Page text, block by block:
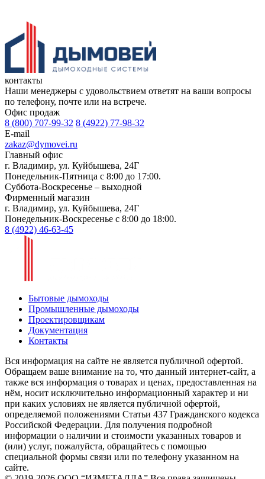
контакты
Наши менеджеры с удовольствием ответят на ваши вопросы
по телефону, почте или на встрече.
Офис продаж
8 (800) 707-99-32 8 (4922) 77-98-32
E-mail
zakaz@dymovei.ru
Главный офис
г. Владимир, ул. Куйбышева, 24Г
Понедельник-Пятница с 8:00 до 17:00.
Суббота-Воскресенье – выходной
Фирменный магазин
г. Владимир, ул. Куйбышева, 24Г
Понедельник-Воскресенье с 8:00 до 18:00.
8 (4922) 46-63-45
Бытовые дымоходы
Промышленные дымоходы
Проектировщикам
Документация
Контакты
Вся информация на сайте не является публичной офертой.
Обращаем ваше внимание на то, что данный интернет-сайт, а
также вся информация о товарах и ценах, предоставленная на
нём, носит исключительно информационный характер и ни
при каких условиях не является публичной офертой,
определяемой положениями Статьи 437 Гражданского кодекса
Российской Федерации. Для получения подробной
информации о наличии и стоимости указанных товаров и
(или) услуг, пожалуйста, обращайтесь с помощью
специальной формы связи или по телефону указанном на
сайте.